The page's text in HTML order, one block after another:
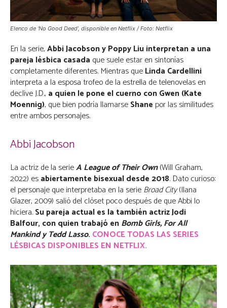
Elenco de ‘No Good Deed’, disponible en Netflix / Foto: Netflix
En la serie,Abbi Jacobson y Poppy Liu interpretan a una
pareja lésbica casada que suele estar en sintonías
completamente diferentes. Mientras queLinda Cardellini
interpreta a la esposa trofeo de la estrella de telenovelas en
declive J.D., a quien le pone el cuerno con Gwen (Kate
Moennig), que bien podría llamarseShane por las similitudes
entre ambos personajes.
Abbi Jacobson
La actriz de la serieA League of Their Own(Will Graham,
2022) esabiertamente bisexual desde 2018. Dato curioso:
el personaje que interpretaba en la serieBroad City(Ilana
Glazer, 2009) salió del clóset poco después de que Abbi lo
hiciera.Su pareja actual es la también actriz Jodi
Balfour, con quien trabajó enBomb Girls, For All
Mankind y Tedd Lasso. CONOCE TODAS LAS SERIES
LÉSBICAS DISPONIBLES EN NETFLIX.